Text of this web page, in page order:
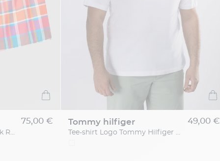
Calecon Carreaux Multi Derek Rose Grande Taille
75,00 € tommy hilfiger
Tee-shirt Logo Tommy Hilfiger Grande Taille
49,00 €